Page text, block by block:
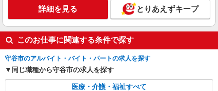
高収入を目指したい方必見！未経験でも日収
1.2万〜可！看護助手
時給1600円〜2250円 ＜日払い有/週払い有/交
通費全支給(ガソリン代含む)＞
守谷市
キープ
詳細を見る とりあえずキープ
このお仕事に関連する条件で探す
守谷市のアルバイト・バイト・パートの求人を探す
同じ職種から守谷市の求人を探す
医療・介護・福祉すべて